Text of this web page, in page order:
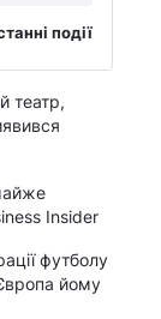
ЗУПИНИТИ /
РУСЄВ
у хімічному
тисяч
події
театр,
Insider
футболу
йому